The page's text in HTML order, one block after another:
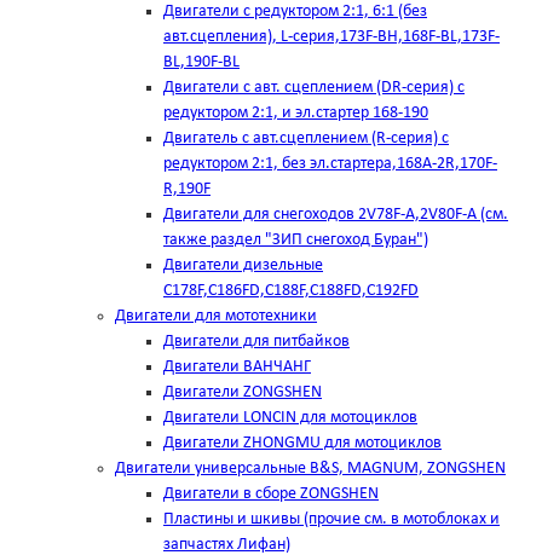
Двигатели с редуктором 2:1, 6:1 (без
авт.сцепления), L-серия,173F-BH,168F-BL,173F-
BL,190F-BL
Двигатели с авт. сцеплением (DR-серия) с
редуктором 2:1, и эл.стартер 168-190
Двигатель с авт.сцеплением (R-серия) с
редуктором 2:1, без эл.стартера,168А-2R,170F-
R,190F
Двигатели для снегоходов 2V78F-A,2V80F-A (см.
также раздел "ЗИП снегоход Буран")
Двигатели дизельные
C178F,С186FD,C188F,C188FD,C192FD
Двигатели для мототехники
Двигатели для питбайков
Двигатели ВАНЧАНГ
Двигатели ZONGSHEN
Двигатели LONCIN для мотоциклов
Двигатели ZHONGMU для мотоциклов
Двигатели универсальные B&S, MAGNUM, ZONGSHEN
Двигатели в сборе ZONGSHEN
Пластины и шкивы (прочие см. в мотоблоках и
запчастях Лифан)